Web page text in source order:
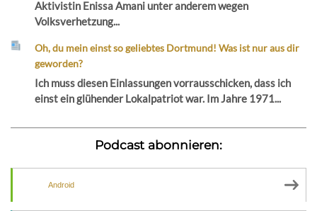
Aktivistin Enissa Amani unter anderem wegen
Volksverhetzung...
Oh, du mein einst so geliebtes Dortmund! Was ist nur aus dir
geworden?
Ich muss diesen Einlassungen vorrausschicken, dass ich
einst ein glühender Lokalpatriot war. Im Jahre 1971...
Podcast abonnieren:
Android